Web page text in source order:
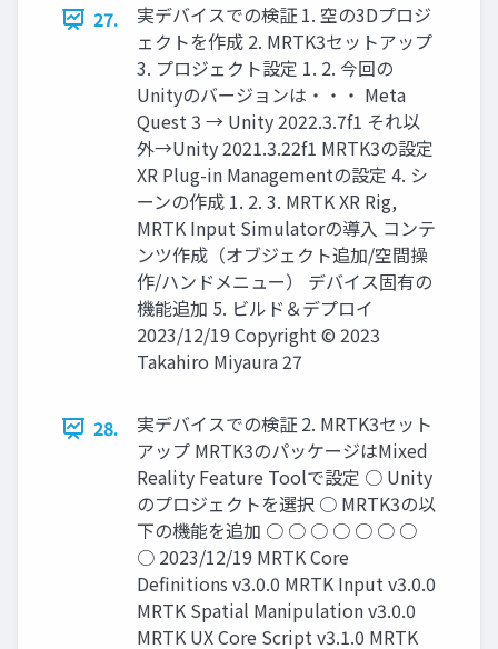
27.
実デバイスでの検証 1. 空の3Dプロジ
ェクトを作成 2. MRTK3セットアップ
3. プロジェクト設定 1. 2. 今回の
Unityのバージョンは・・・ Meta
Quest 3 → Unity 2022.3.7f1 それ以
外→Unity 2021.3.22f1 MRTK3の設定
XR Plug-in Managementの設定 4. シ
ーンの作成 1. 2. 3. MRTK XR Rig,
MRTK Input Simulatorの導入 コンテ
ンツ作成（オブジェクト追加/空間操
作/ハンドメニュー） デバイス固有の
機能追加 5. ビルド＆デプロイ
2023/12/19 Copyright © 2023
Takahiro Miyaura 27
28.
実デバイスでの検証 2. MRTK3セット
アップ MRTK3のパッケージはMixed
Reality Feature Toolで設定 ○ Unity
のプロジェクトを選択 ○ MRTK3の以
下の機能を追加 ○ ○ ○ ○ ○ ○ ○
○ 2023/12/19 MRTK Core
Definitions v3.0.0 MRTK Input v3.0.0
MRTK Spatial Manipulation v3.0.0
MRTK UX Core Script v3.1.0 MRTK